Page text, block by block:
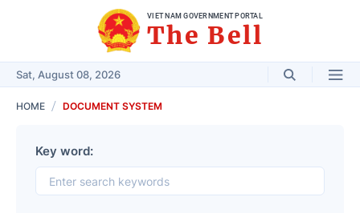
VIET NAM GOVERNMENT PORTAL
The Bell
Sat, August 08, 2026
HOME DOCUMENT SYSTEM
Key word: